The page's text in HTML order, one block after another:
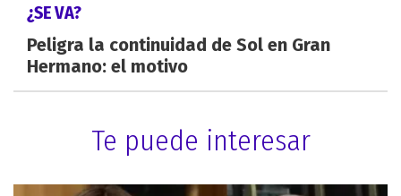
¿SE VA?
Peligra la continuidad de Sol en Gran
Hermano: el motivo
Te puede interesar